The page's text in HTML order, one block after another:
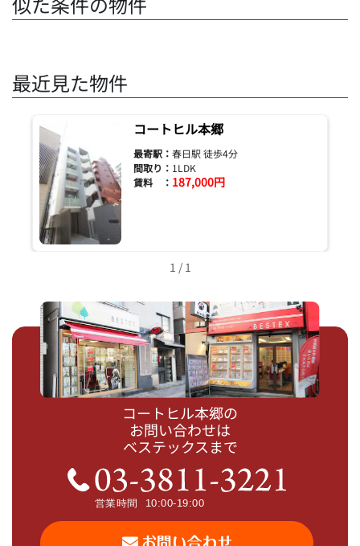
最近見た物件
コートヒル本郷
最寄駅： 春日駅 徒歩4分
間取り： 1LDK
賃料 ： 187,000円
1 / 1
コートヒル本郷の
お問い合わせは
ベステックスまで